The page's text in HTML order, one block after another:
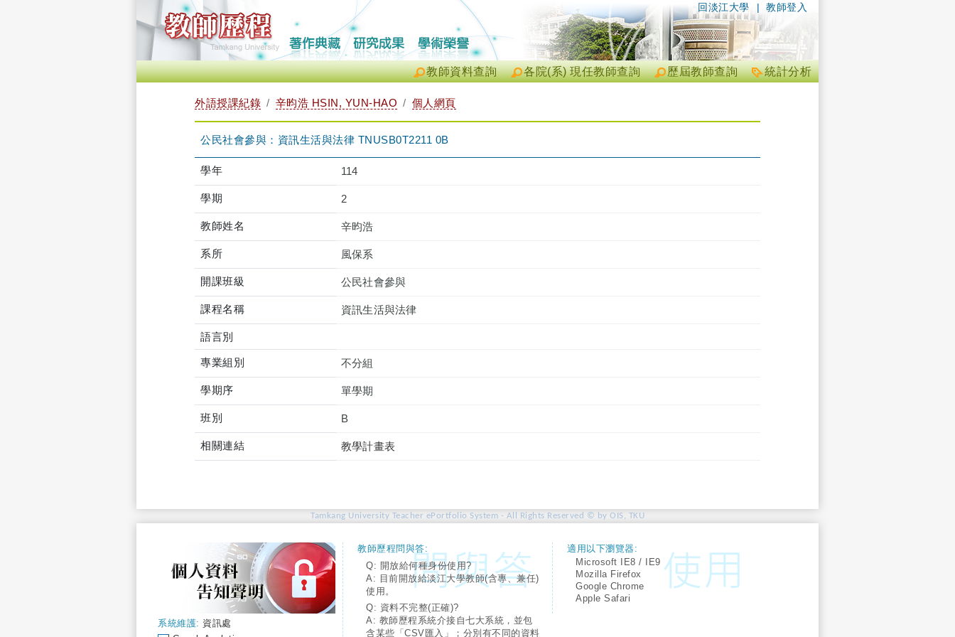
| 教師登入
回淡江大學
統計分析
歷屆教師查詢
各院(系) 現任教師查詢
教師資料查詢
外語授課紀錄 辛昀浩 HSIN, YUN-HAO 個人網頁
公民社會參與：資訊生活與法律 TNUSB0T2211 0B
學年 114
學期 2
教師姓名 辛昀浩
系所 風保系
開課班級 公民社會參與
課程名稱 資訊生活與法律
語言別
專業組別 不分組
學期序 單學期
班別 B
相關連結 教學計畫表
Tamkang University Teacher ePortfolio System - All Rights Reserved © by OIS, TKU
系統維護: 資訊處
教師歷程問與答:
Q: 開放給何種身份使用?
A: 目前開放給淡江大學教師(含專、兼任)
使用。
Q: 資料不完整(正確)?
A: 教師歷程系統介接自七大系統，並包
含某些「CSV匯入」；分別有不同的資料
適用以下瀏覽器:
Microsoft IE8 / IE9
Mozilla Firefox
Google Chrome
Apple Safari